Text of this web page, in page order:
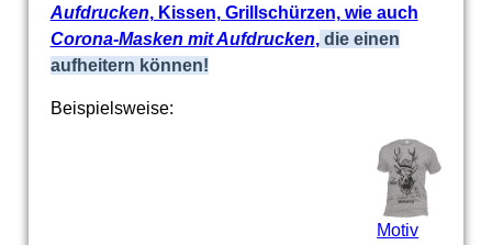
Aufdrucken, Kissen, Grillschürzen, wie auch
Corona-Masken mit Aufdrucken,die einen
aufheitern können!
Beispielsweise:
Motiv